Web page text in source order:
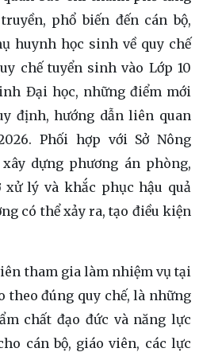
phổ biến đến cán bộ,
huynh học sinh về quy chế
chế tuyển sinh vào Lớp 10
Đại học, những điểm mới
định, hướng dẫn liên quan
Phối hợp với Sở Nông
dựng phương án phòng,
lý và khắc phục hậu quả
có thể xảy ra, tạo điều kiện
tham gia làm nhiệm vụ tại
theo đúng quy chế, là những
chất đạo đức và năng lực
cán bộ, giáo viên, các lực